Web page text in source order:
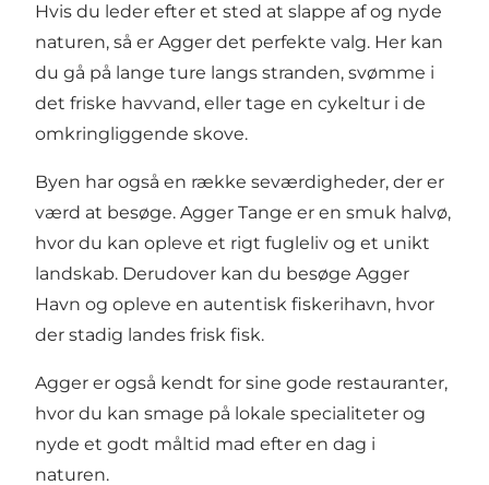
Hvis du leder efter et sted at slappe af og nyde
naturen, så er Agger det perfekte valg. Her kan
du gå på lange ture langs stranden, svømme i
det friske havvand, eller tage en cykeltur i de
omkringliggende skove.
Byen har også en række seværdigheder, der er
værd at besøge. Agger Tange er en smuk halvø,
hvor du kan opleve et rigt fugleliv og et unikt
landskab. Derudover kan du besøge Agger
Havn og opleve en autentisk fiskerihavn, hvor
der stadig landes frisk fisk.
Agger er også kendt for sine gode restauranter,
hvor du kan smage på lokale specialiteter og
nyde et godt måltid mad efter en dag i
naturen.